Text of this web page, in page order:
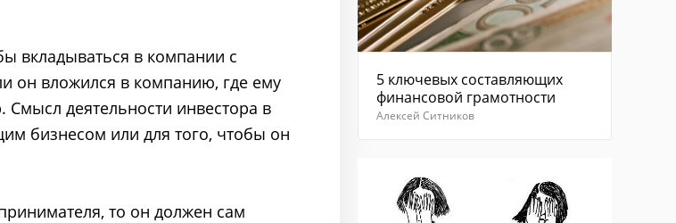
вкладываться в компании с
он вложился в компанию, где ему
Смысл деятельности инвестора в
бизнесом или для того, чтобы он
то он должен сам
5 ключевых составляющих
финансовой грамотности
Алексей Ситников